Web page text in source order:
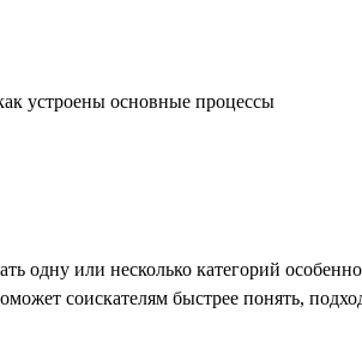
устроены основные процессы
одну или несколько категорий
соискателям быстрее понять,